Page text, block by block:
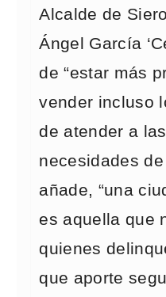
Alcalde de
Ángel García
de “estar más
vender incluso
de atender a
necesidades
añade, “una
es aquella que
quienes
que aporte